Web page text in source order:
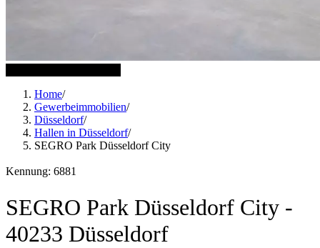
Home/
Gewerbeimmobilien/
Düsseldorf/
Hallen in Düsseldorf/
SEGRO Park Düsseldorf City
Kennung: 6881
SEGRO Park Düsseldorf City -
40233 Düsseldorf